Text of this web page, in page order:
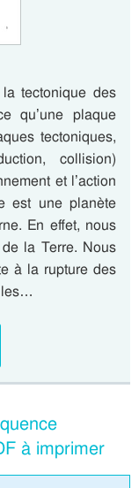
tectonique des
qu’une plaque
tectoniques,
collision)
et l’action
est une planète
En effet, nous
la Terre. Nous
à la rupture des
les…
à imprimer